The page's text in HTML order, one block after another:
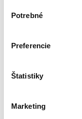
súhlasu
Potrebné
Preferencie
Štatistiky
Marketing